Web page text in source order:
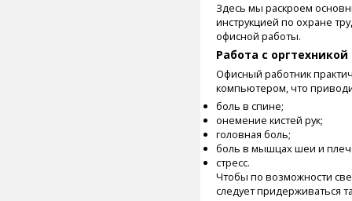
Здесь мы раскроем
инструкцией по охране
офисной работы.
Работа с оргтехникой
Офисный работник
компьютером, что
боль в спине;
онемение кистей рук;
головная боль;
боль в мышцах шеи и
стресс.
Чтобы по возможности
следует придерживаться